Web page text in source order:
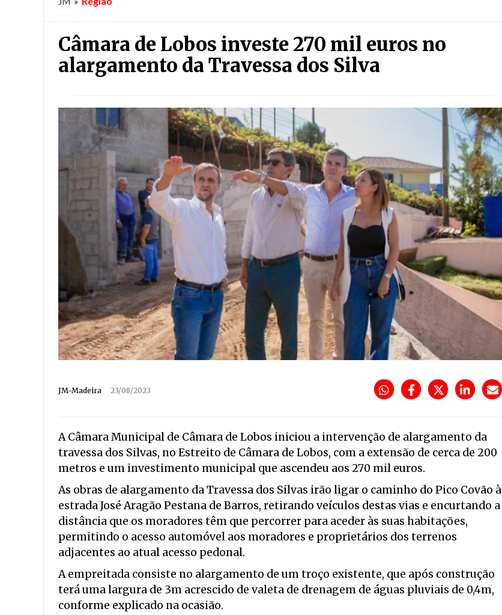
Câmara de Lobos investe 270 mil euros no
alargamento da Travessa dos Silva
JM-Madeira 23/08/2023
A Câmara Municipal de Câmara de Lobos iniciou a intervenção de alargamento da
travessa dos Silvas, no Estreito de Câmara de Lobos, com a extensão de cerca de 200
metros e um investimento municipal que ascendeu aos 270 mil euros.
As obras de alargamento da Travessa dos Silvas irão ligar o caminho do Pico Covão à
estrada José Aragão Pestana de Barros, retirando veículos destas vias e encurtando a
distância que os moradores têm que percorrer para aceder às suas habitações,
permitindo o acesso automóvel aos moradores e proprietários dos terrenos
adjacentes ao atual acesso pedonal.
A empreitada consiste no alargamento de um troço existente, que após construção
terá uma largura de 3m acrescido de valeta de drenagem de águas pluviais de 0,4m,
conforme explicado na ocasião.